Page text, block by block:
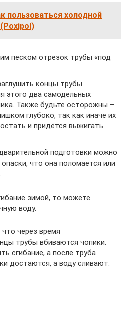
пользоваться холодной
песком отрезок трубы «под
концы трубы.
этого два самодельных
Также будьте осторожны –
глубоко, так как иначе их
и придётся выжигать
подготовки можно
опаски, что она поломается или
зимой, то можете
воду.
через время
трубы вбиваются чопики.
сгибание, а после труба
достаются, а воду сливают.